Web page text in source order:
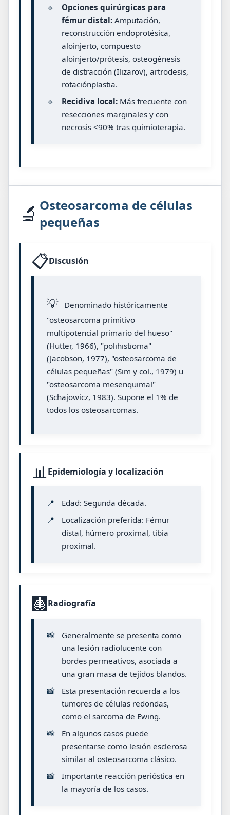
🔹
Opciones quirúrgicas para
fémur distal:Amputación,
reconstrucción endoprotésica,
aloinjerto, compuesto
aloinjerto/prótesis, osteogénesis
de distracción (Ilizarov), artrodesis,
rotaciónplastia.
🔹
Recidiva local:Más frecuente con
resecciones marginales y con
necrosis <90% tras quimioterapia.
🔬 Osteosarcoma de células
pequeñas
📋Discusión
💡
Denominado históricamente
"osteosarcoma primitivo
multipotencial primario del hueso"
(Hutter, 1966), "polihistioma"
(Jacobson, 1977), "osteosarcoma de
células pequeñas" (Sim y col., 1979) u
"osteosarcoma mesenquimal"
(Schajowicz, 1983). Supone el 1% de
todos los osteosarcomas.
📊Epidemiología y localización
📍
Edad: Segunda década.
📍
Localización preferida: Fémur
distal, húmero proximal, tibia
proximal.
🩻Radiografía
📸
Generalmente se presenta como
una lesión radiolucente con
bordes permeativos, asociada a
una gran masa de tejidos blandos.
📸
Esta presentación recuerda a los
tumores de células redondas,
como el sarcoma de Ewing.
📸
En algunos casos puede
presentarse como lesión esclerosa
similar al osteosarcoma clásico.
📸
Importante reacción perióstica en
la mayoría de los casos.